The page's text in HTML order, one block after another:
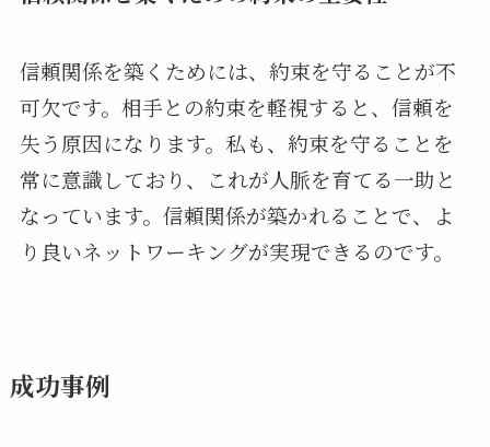
信頼関係を築くためには、約束を守ることが不
可欠です。相手との約束を軽視すると、信頼を
失う原因になります。私も、約束を守ることを
常に意識しており、これが人脈を育てる一助と
なっています。信頼関係が築かれることで、よ
り良いネットワーキングが実現できるのです。
成功事例